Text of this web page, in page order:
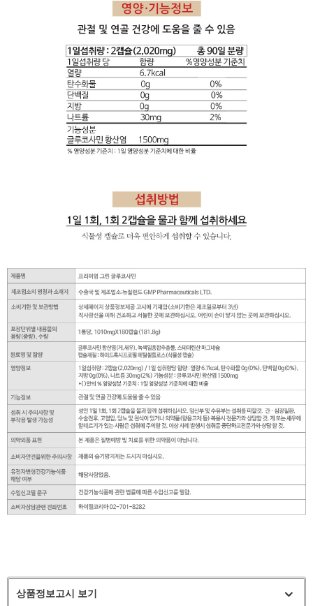
상품정보고시 보기